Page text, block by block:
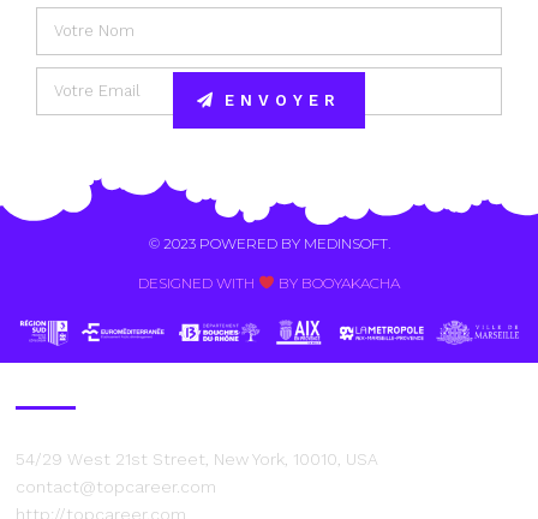
ENVOYER
© 2023 POWERED BY MEDINSOFT.
DESIGNED WITH BY BOOYAKACHA​
54/29 West 21st Street, New York, 10010, USA
contact@topcareer.com
http://topcareer.com